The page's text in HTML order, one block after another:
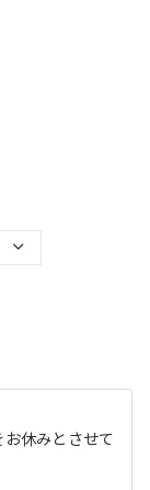
休みとさせて